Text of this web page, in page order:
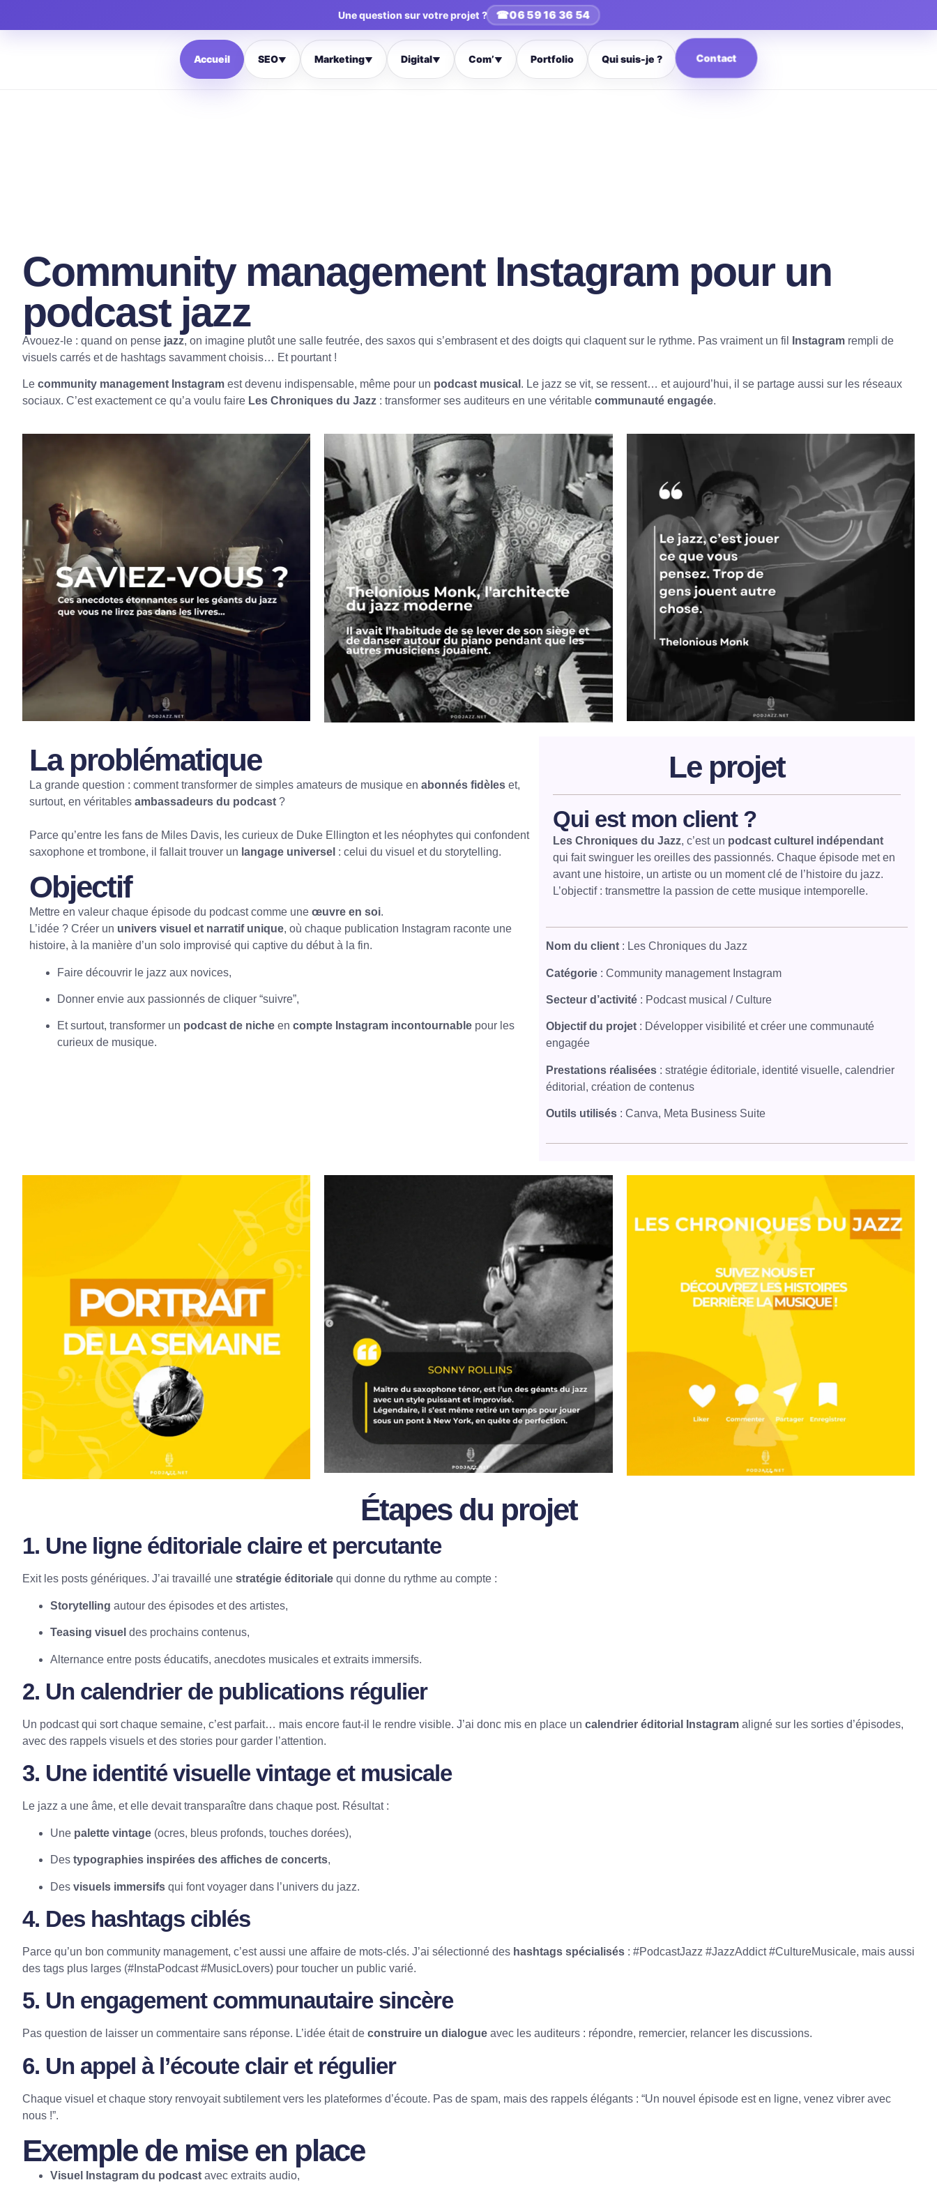
Une question sur votre projet ? ☎06 59 16 36 54
Accueil SEO▼ Marketing▼ Digital▼ Com’▼ Portfolio Qui suis-je ? Contact
Community management Instagram pour un
podcast jazz
Avouez-le : quand on pense jazz, on imagine plutôt une salle feutrée, des saxos qui s’embrasent et des doigts qui claquent sur le rythme. Pas vraiment un fil Instagram rempli de
visuels carrés et de hashtags savamment choisis… Et pourtant !
Le community management Instagram est devenu indispensable, même pour un podcast musical . Le jazz se vit, se ressent… et aujourd’hui, il se partage aussi sur les réseaux
sociaux. C’est exactement ce qu’a voulu faire Les Chroniques du Jazz : transformer ses auditeurs en une véritable communauté engagée.
La problématique
La grande question : comment transformer de simples amateurs de musique en abonnés fidèles et,
surtout, en véritables ambassadeurs du podcast ?
Parce qu’entre les fans de Miles Davis, les curieux de Duke Ellington et les néophytes qui confondent
saxophone et trombone, il fallait trouver un langage universel : celui du visuel et du storytelling.
Objectif
Mettre en valeur chaque épisode du podcast comme une œuvre en soi.
L’idée ? Créer un univers visuel et narratif unique, où chaque publication Instagram raconte une
histoire, à la manière d’un solo improvisé qui captive du début à la fin.
Faire découvrir le jazz aux novices,
Donner envie aux passionnés de cliquer “suivre”,
Et surtout, transformer un podcast de niche en compte Instagram incontournable pour les
curieux de musique.
Le projet
Qui est mon client ?
Les Chroniques du Jazz, c’est un podcast culturel indépendant
qui fait swinguer les oreilles des passionnés. Chaque épisode met en
avant une histoire, un artiste ou un moment clé de l’histoire du jazz.
L’objectif : transmettre la passion de cette musique intemporelle.
Nom du client : Les Chroniques du Jazz
Catégorie : Community management Instagram
Secteur d’activité : Podcast musical / Culture
Objectif du projet : Développer visibilité et créer une communauté
engagée
Prestations réalisées : stratégie éditoriale, identité visuelle, calendrier
éditorial, création de contenus
Outils utilisés : Canva, Meta Business Suite
Étapes du projet
1. Une ligne éditorialeclaire et percutante
Exit les posts génériques. J’ai travaillé une stratégie éditoriale qui donne du rythme au compte :
Storytelling autour des épisodes et des artistes,
Teasing visuel des prochains contenus,
Alternance entre posts éducatifs, anecdotes musicales et extraits immersifs.
2. Un calendrier de publications régulier
Un podcast qui sort chaque semaine, c’est parfait… mais encore faut-il le rendre visible. J’ai donc mis en place un calendrier éditorial Instagram aligné sur les sorties d’épisodes,
avec des rappels visuels et des stories pour garder l’attention.
3. Une identité visuelle vintage et musicale
Le jazz a une âme, et elle devait transparaître dans chaque post. Résultat :
Une palette vintage (ocres, bleus profonds, touches dorées),
Des typographies inspirées des affiches de concerts,
Des visuels immersifs qui font voyager dans l’univers du jazz.
4. Des hashtags ciblés
Parce qu’un bon community management, c’est aussi une affaire de mots-clés. J’ai sélectionné des hashtags spécialisés : #PodcastJazz #JazzAddict #CultureMusicale, mais aussi
des tags plus larges (#InstaPodcast #MusicLovers) pour toucher un public varié.
5. Un engagement communautairesincère
Pas question de laisser un commentaire sans réponse. L’idée était de construire un dialogue avec les auditeurs : répondre, remercier, relancer les discussions.
6. Un appel à l’écoute clair et régulier
Chaque visuel et chaque story renvoyait subtilement vers les plateformes d’écoute. Pas de spam, mais des rappels élégants : “Un nouvel épisode est en ligne, venez vibrer avec
nous !”.
Exemple de mise en place
Visuel Instagram du podcast avec extraits audio,